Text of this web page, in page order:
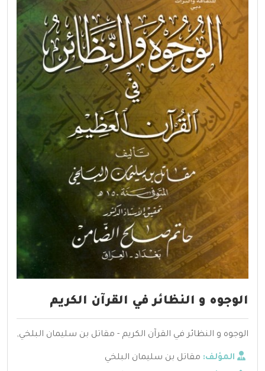
الوجوه و النظائر في القرآن الكريم
الوجوه و النظائر في القرآن الكريم - مقاتل بن سليمان البلخي,
المؤلف: مقاتل بن سليمان البلخي